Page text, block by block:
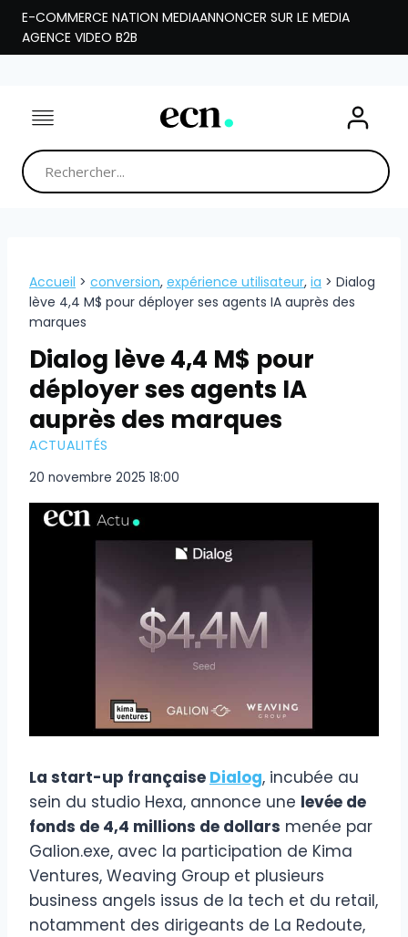
Aller
contenu
E-COMMERCE NATION MEDIAANNONCER SUR LE MEDIA
AGENCE VIDEO B2B
Accueil > conversion, expérience utilisateur, ia > Dialog
lève 4,4 M$ pour déployer ses agents IA auprès des
marques
Dialog lève 4,4 M$ pour
déployer ses agents IA
auprès des marques
ACTUALITÉS
20 novembre 2025 18:00
La start-up française Dialog, incubée au
sein du studio Hexa, annonce une levée de
fonds de 4,4 millions de dollars menée par
Galion.exe, avec la participation de Kima
Ventures, Weaving Group et plusieurs
business angels issus de la tech et du retail,
notamment des dirigeants de La Redoute,